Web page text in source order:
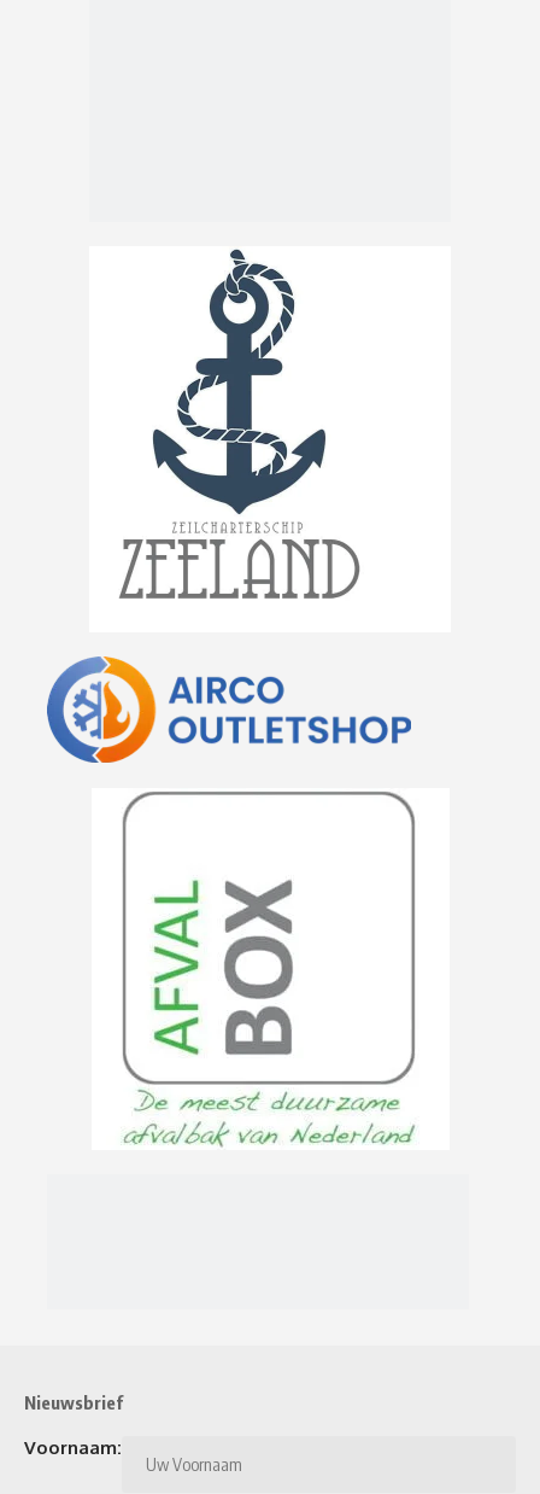
Nieuwsbrief
Voornaam: